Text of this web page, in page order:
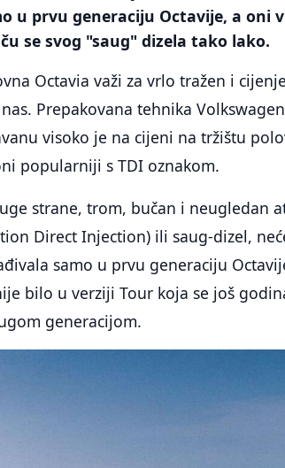
u prvu generaciju Octavije, a oni
se svog "saug" dizela tako lako.
Octavia važi za vrlo tražen i
Prepakovana tehnika
visoko je na cijeni na tržištu
popularniji s TDI oznakom.
strane, trom, bučan i neugledan
Direct Injection) ili saug-dizel,
samo u prvu generaciju
bilo u verziji Tour koja se još
generacijom.